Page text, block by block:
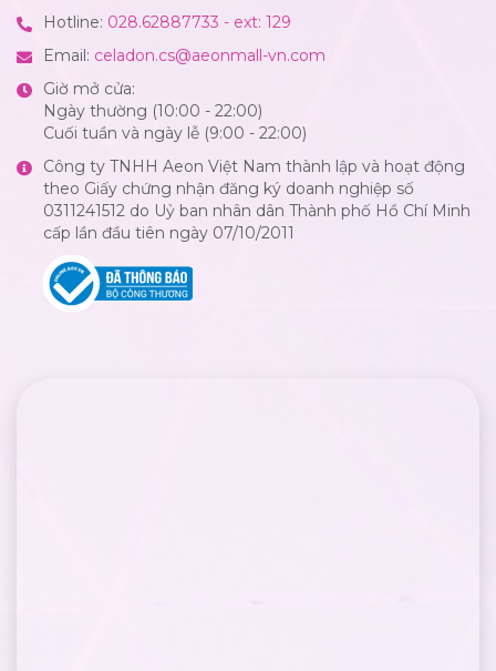
Hotline: 028.62887733 - ext: 129
Email: celadon.cs@aeonmall-vn.com
Giờ mở cửa:
Ngày thường (10:00 - 22:00)
Cuối tuần và ngày lễ (9:00 - 22:00)
Công ty TNHH Aeon Việt Nam thành lập và hoạt động
theo Giấy chứng nhận đăng ký doanh nghiệp số
0311241512 do Uỷ ban nhân dân Thành phố Hồ Chí Minh
cấp lần đầu tiên ngày 07/10/2011